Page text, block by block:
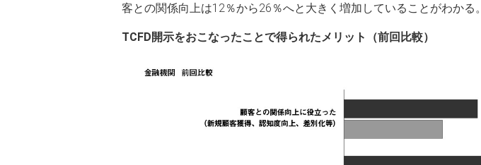
客との関係向上は12％から26％へと大きく増加していることがわかる。
TCFD開示をおこなったことで得られたメリット（前回比較）